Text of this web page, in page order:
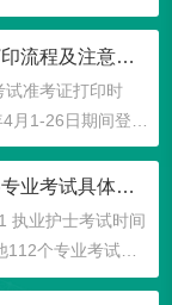
由于卫生资格考
相对固定为60
准考证打印时
月1-26日期间登录
参加考试的凭
...
正式确定！2026年卫生资格各专业考试具体时间
执业护士考试时间
112个专业考试时
日考试专业（31